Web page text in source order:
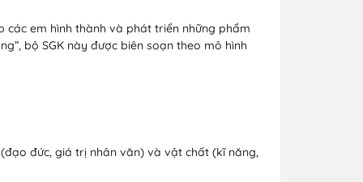
các em hình thành và phát triển những phẩm
bộ SGK này được biên soạn theo mô hình
đức, giá trị nhân văn) và vật chất (kĩ năng,